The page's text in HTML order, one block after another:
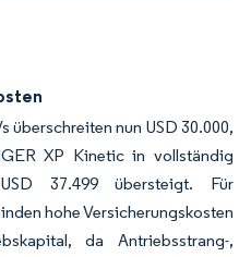
überschreiten nun USD 30.000,
XP Kinetic in vollständig
37.499 übersteigt. Für
hohe Versicherungskosten
da Antriebsstrang-,